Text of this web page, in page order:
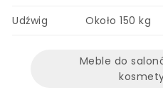
Udźwig Około 150 kg
Meble do